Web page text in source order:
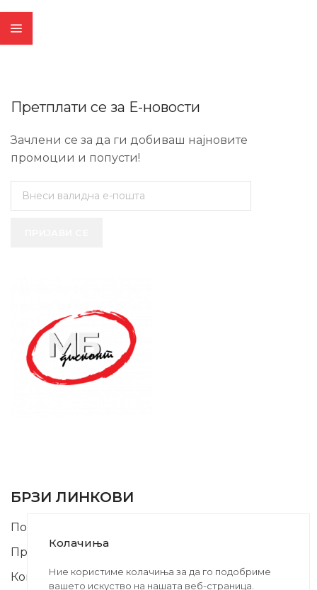
Претплати се за Е-новости
Зачлени се за да ги добиваш најновите
промоции и попусти!
БРЗИ ЛИНКОВИ
Почетна
Производи
Контакт
Колачиња
Ние користиме колачиња за да го подобриме
вашето искуство на нашата веб-страница.